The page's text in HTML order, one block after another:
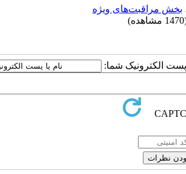
بخش مراقبت‌های ویژه
پست الکترونیک شما: